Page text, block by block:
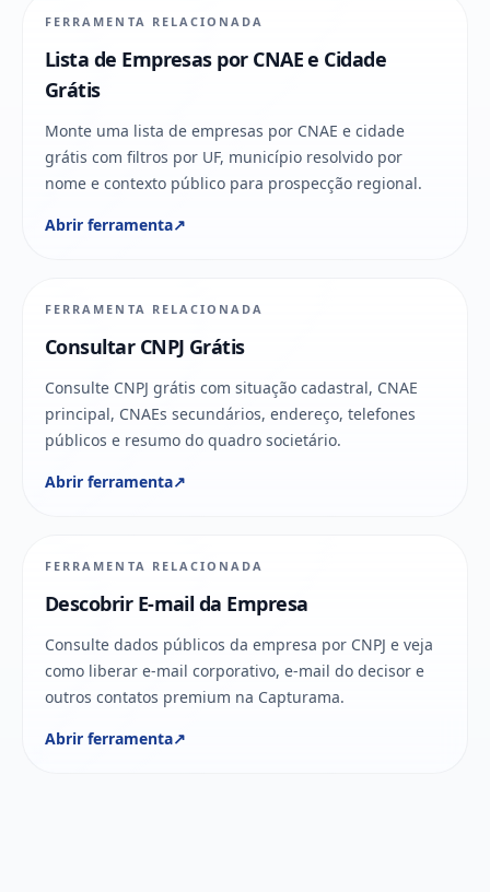
FERRAMENTA RELACIONADA
Lista de Empresas por CNAE e Cidade
Grátis
Monte uma lista de empresas por CNAE e cidade
grátis com filtros por UF, município resolvido por
nome e contexto público para prospecção regional.
Abrir ferramenta↗
FERRAMENTA RELACIONADA
Consultar CNPJ Grátis
Consulte CNPJ grátis com situação cadastral, CNAE
principal, CNAEs secundários, endereço, telefones
públicos e resumo do quadro societário.
Abrir ferramenta↗
FERRAMENTA RELACIONADA
Descobrir E-mail da Empresa
Consulte dados públicos da empresa por CNPJ e veja
como liberar e-mail corporativo, e-mail do decisor e
outros contatos premium na Capturama.
Abrir ferramenta↗